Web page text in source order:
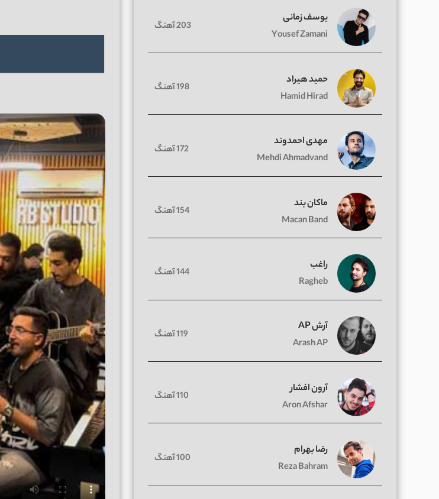
یوسف زمانی
Yousef Zamani
203 آهنگ
حمید هیراد
Hamid Hirad
198 آهنگ
مهدی احمدوند
Mehdi Ahmadvand
172 آهنگ
ماکان بند
Macan Band
154 آهنگ
راغب
Ragheb
144 آهنگ
آرش AP
Arash AP
119 آهنگ
آرون افشار
Aron Afshar
110 آهنگ
رضا بهرام
Reza Bahram
100 آهنگ